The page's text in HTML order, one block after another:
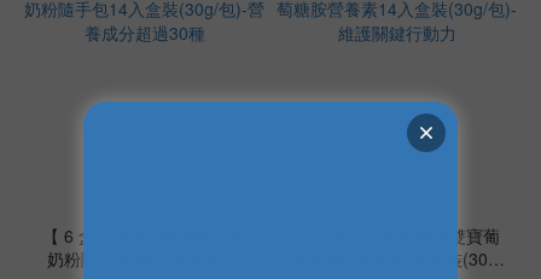
【 6 盒組優惠】蜂膠成人羊
奶粉隨手包14入盒裝(30g/
【 6 盒組優惠】龜鹿雙寶葡
萄糖胺營養素14入盒裝(30g/